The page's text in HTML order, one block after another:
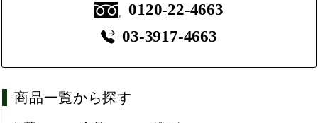
0120-22-4663
03-3917-4663
商品一覧から探す